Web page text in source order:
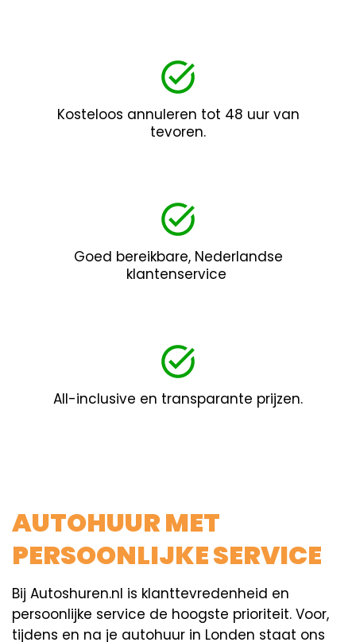
Kosteloos annuleren tot 48 uur van
tevoren.
Goed bereikbare, Nederlandse
klantenservice
All-inclusive en transparante prijzen.
AUTOHUUR MET
PERSOONLIJKE SERVICE
Bij Autoshuren.nl is klanttevredenheid en
persoonlijke service de hoogste prioriteit. Voor,
tijdens en na je autohuur in Londen staat ons